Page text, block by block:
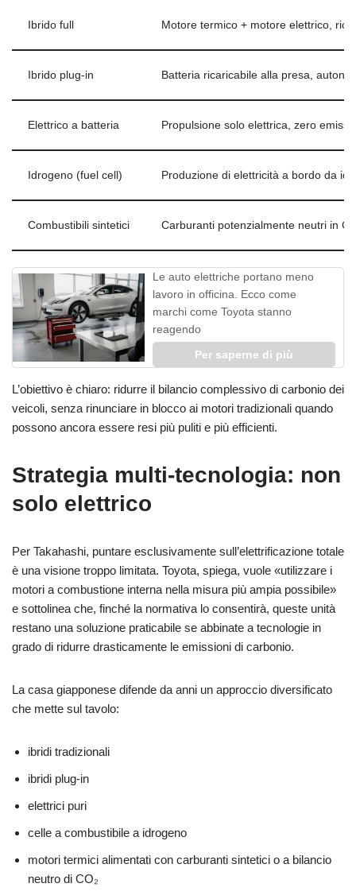
Ibrido full Motore termico + motore elettrico,
Ibrido plug-in Batteria ricaricabile alla presa,
Elettrico a batteria Propulsione solo elettrica, zero
Idrogeno (fuel cell) Produzione di elettricità a bordo da
Combustibili sintetici Carburanti potenzialmente neutri in
Le auto elettriche portano meno
lavoro in officina. Ecco come
marchi come Toyota stanno
reagendo
Per saperne di più
L’obiettivo è chiaro: ridurre il bilancio complessivo di carbonio dei
veicoli, senza rinunciare in blocco ai motori tradizionali quando
possono ancora essere resi più puliti e più efficienti.
Strategia multi-tecnologia: non
solo elettrico
Per Takahashi, puntare esclusivamente sull’elettrificazione totale
è una visione troppo limitata. Toyota, spiega, vuole «utilizzare i
motori a combustione interna nella misura più ampia possibile»
e sottolinea che, finché la normativa lo consentirà, queste unità
restano una soluzione praticabile se abbinate a tecnologie in
grado di ridurre drasticamente le emissioni di carbonio.
La casa giapponese difende da anni un approccio diversificato
che mette sul tavolo:
ibridi tradizionali
ibridi plug-in
elettrici puri
celle a combustibile a idrogeno
motori termici alimentati con carburanti sintetici o a bilancio
neutro di CO₂